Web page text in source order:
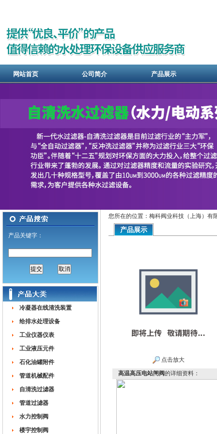
网站首页 公司简介 产品展示
产品关键字：
冷凝器在线清洗装置
给排水处理设备
工业仪器仪表
工业液压元件
石化油罐附件
管道机械配件
自清洗过滤器
管道过滤器
水力控制阀
楼宇控制阀
您所在的位置：梅科阀业科技（上海）有
产品展示
点击放大
高温高压电站闸阀的详细资料：